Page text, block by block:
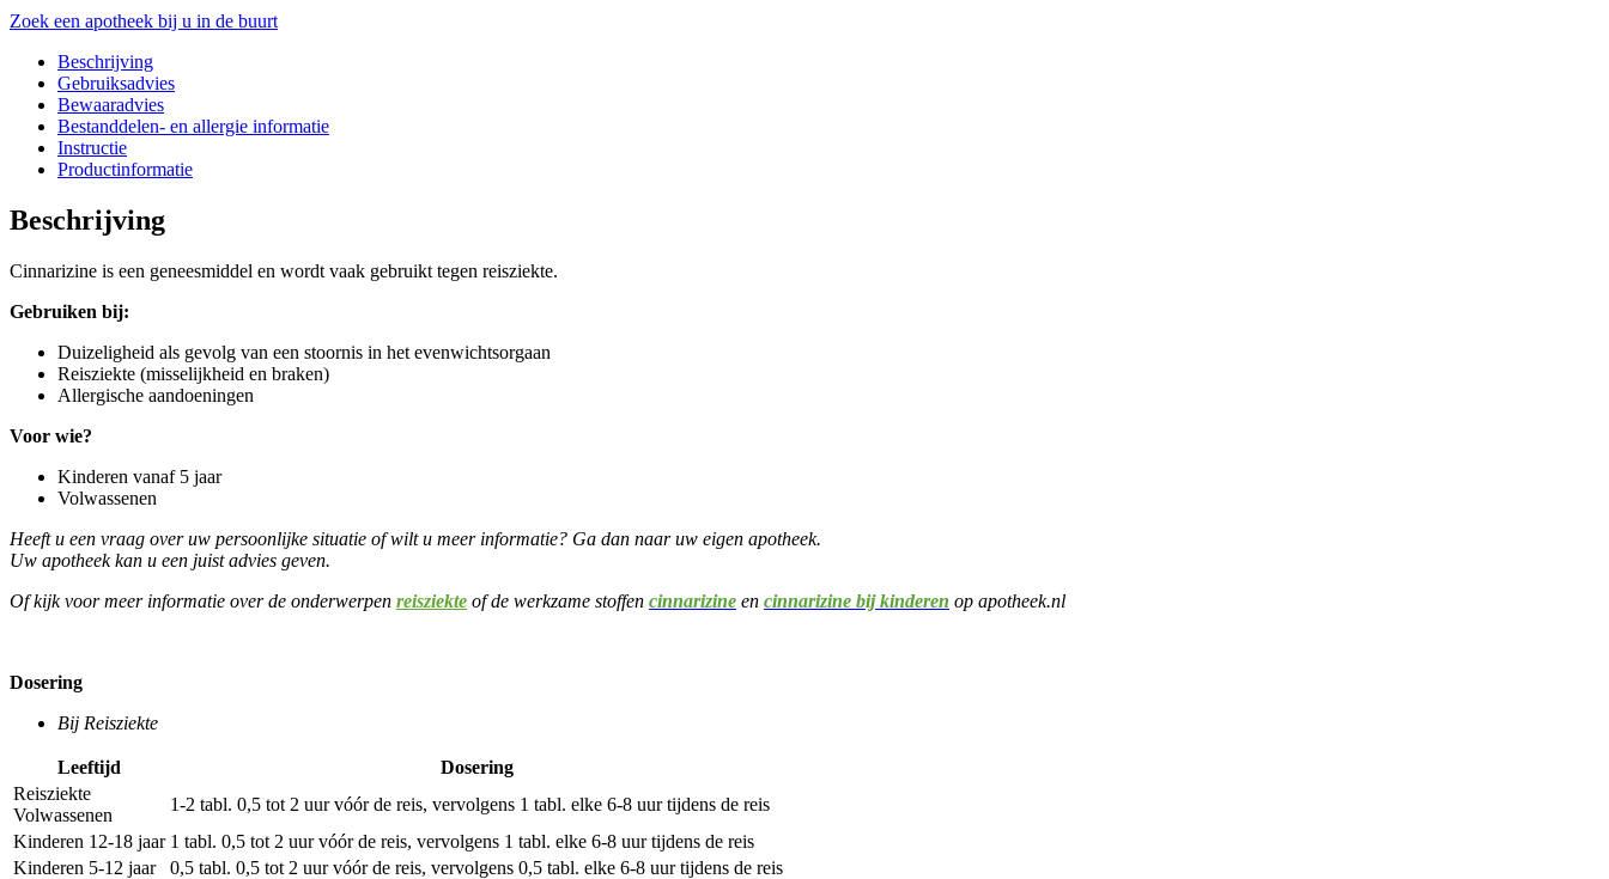
Zoek een apotheek bij u in de buurt
Beschrijving
Gebruiksadvies
Bewaaradvies
Bestanddelen- en allergie informatie
Instructie
Productinformatie
Beschrijving
Cinnarizine is een geneesmiddel en wordt vaak gebruikt tegen reisziekte.
Gebruiken bij:
Duizeligheid als gevolg van een stoornis in het evenwichtsorgaan
Reisziekte (misselijkheid en braken)
Allergische aandoeningen
Voor wie?
Kinderen vanaf 5 jaar
Volwassenen
Heeft u een vraag over uw persoonlijke situatie of wilt u meer informatie? Ga dan naar uw eigen apotheek.
Uw apotheek kan u een juist advies geven.
Of kijk voor meer informatie over de onderwerpen reisziekte of de werkzame stoffen cinnarizine en cinnarizine bij kinderen op apotheek.nl
Dosering
Bij Reisziekte
Leeftijd
Dosering
Reisziekte
Volwassenen
1-2 tabl. 0,5 tot 2 uur vóór de reis, vervolgens 1 tabl. elke 6-8 uur tijdens de reis
Kinderen 12-18 jaar 1 tabl. 0,5 tot 2 uur vóór de reis, vervolgens 1 tabl. elke 6-8 uur tijdens de reis
Kinderen 5-12 jaar
0,5 tabl. 0,5 tot 2 uur vóór de reis, vervolgens 0,5 tabl. elke 6-8 uur tijdens de reis